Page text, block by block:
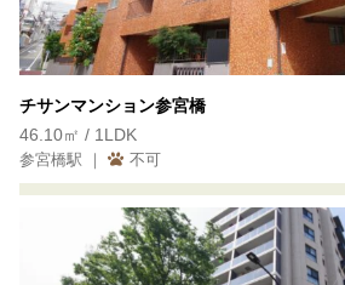
チサンマンション参宮橋
46.10㎡ / 1LDK
参宮橋駅 ｜ 不可